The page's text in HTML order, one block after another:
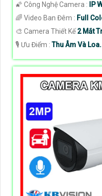
🌠 Công Nghệ Camera :
IP
🌈 Video Ban Đêm : Full
🎨 Camera Thiết Kế2 Mắt
️🎙 Ưu Điểm :Thu Âm Và Loa.